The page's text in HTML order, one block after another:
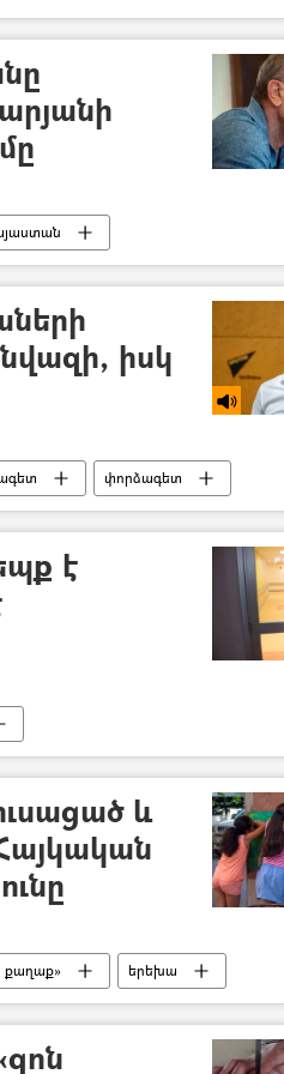
հրշեջ
փրկարար
դատարան
իսկ
փորձագետ
է
հիվանդանոց Ուկրաինա
և
քաղաք»
երեխա
որոշում Արարատի մարզ